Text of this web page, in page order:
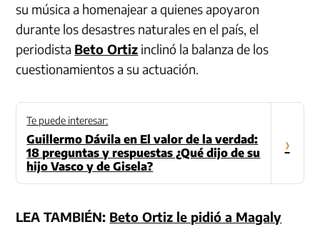
su música a homenajear a quienes apoyaron
durante los desastres naturales en el país, el
periodista Beto Ortiz inclinó la balanza de los
cuestionamientos a su actuación.
Te puede interesar:
Guillermo Dávila en El valor de la verdad:
18 preguntas y respuestas ¿Qué dijo de su
hijo Vasco y de Gisela?
›
LEA TAMBIÉN: Beto Ortiz le pidió a Magaly